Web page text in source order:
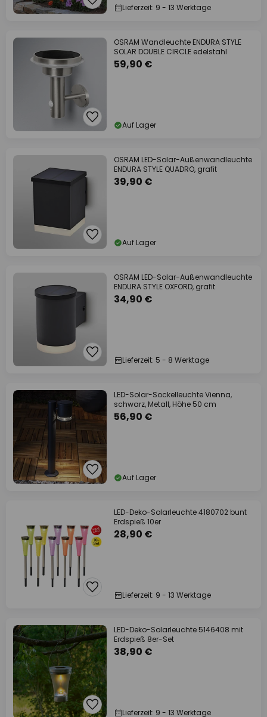
Lieferzeit: 9 - 13 Werktage
OSRAM Wandleuchte ENDURA STYLE
SOLAR DOUBLE CIRCLE edelstahl
59,90 €
Auf Lager
OSRAM LED-Solar-Außenwandleuchte
ENDURA STYLE QUADRO, grafit
39,90 €
Auf Lager
OSRAM LED-Solar-Außenwandleuchte
ENDURA STYLE OXFORD, grafit
34,90 €
Lieferzeit: 5 - 8 Werktage
LED-Solar-Sockelleuchte Vienna,
schwarz, Metall, Höhe 50 cm
56,90 €
Auf Lager
LED-Deko-Solarleuchte 4180702 bunt
Erdspieß 10er
28,90 €
Lieferzeit: 9 - 13 Werktage
LED-Deko-Solarleuchte 5146408 mit
Erdspieß 8er-Set
38,90 €
Lieferzeit: 9 - 13 Werktage